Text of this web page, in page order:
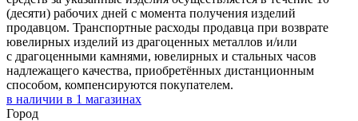
(десяти) рабочих дней с момента получения изделий
продавцом. Транспортные расходы продавца при возврате
ювелирных изделий из драгоценных металлов и/или
с драгоценными камнями, ювелирных и стальных часов
надлежащего качества, приобретённых дистанционным
способом, компенсируются покупателем.
в наличии в 1 магазинах
Город